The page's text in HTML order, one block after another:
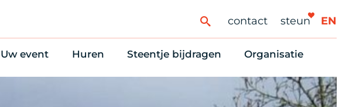
contact steun EN
Uw event
Zelf iets organiseren
Huren
Woningaanbod
Wachtlijst voor woningzoekenden
Steentje bijdragen
Steun Vondelkerk!
Tien manieren om te helpen
Organisatie
Ons
Stadsherstel nu